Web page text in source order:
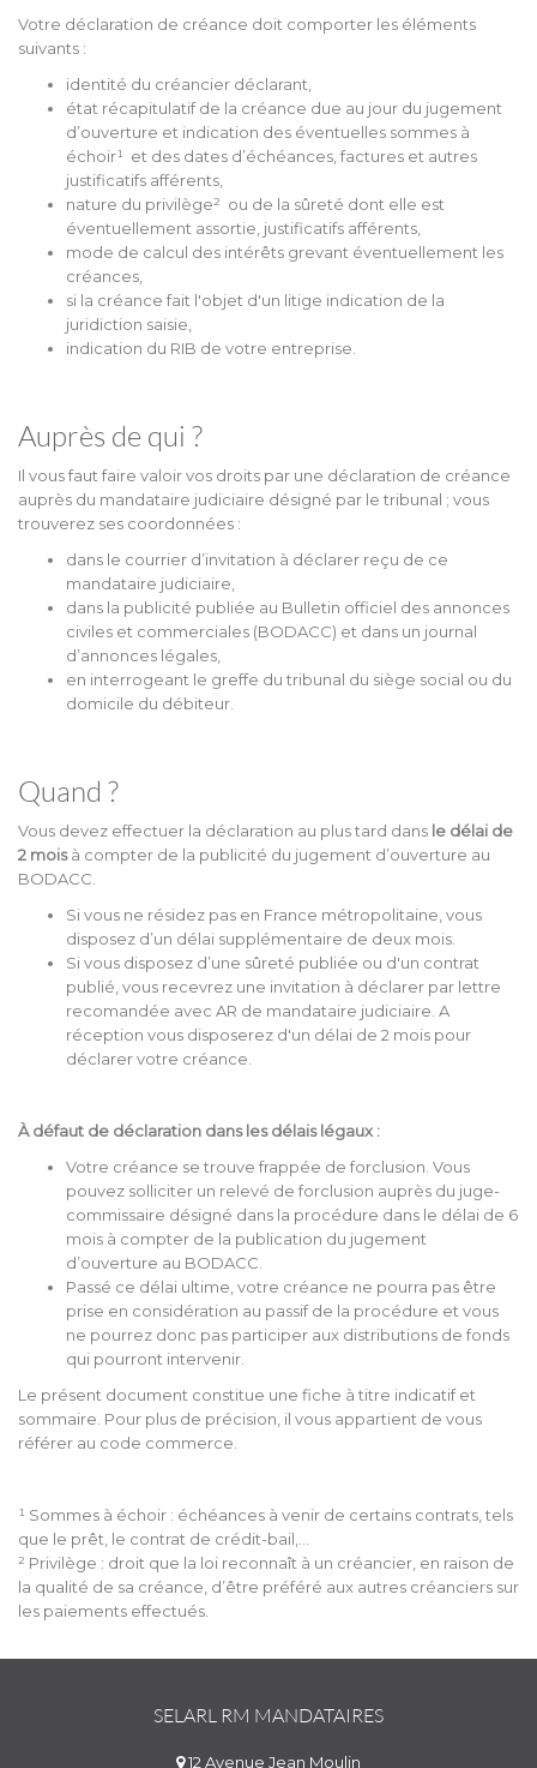
Votre déclaration de créance doit comporter les éléments
suivants :
identité du créancier déclarant,
état récapitulatif de la créance due au jour du jugement
d’ouverture et indication des éventuelles sommes à
échoir¹ et des dates d’échéances, factures et autres
justificatifs afférents,
nature du privilège² ou de la sûreté dont elle est
éventuellement assortie, justificatifs afférents,
mode de calcul des intérêts grevant éventuellement les
créances,
si la créance fait l'objet d'un litige indication de la
juridiction saisie,
indication du RIB de votre entreprise.
Auprès de qui ?
Il vous faut faire valoir vos droits par une déclaration de créance
auprès du mandataire judiciaire désigné par le tribunal ; vous
trouverez ses coordonnées :
dans le courrier d’invitation à déclarer reçu de ce
mandataire judiciaire,
dans la publicité publiée au Bulletin officiel des annonces
civiles et commerciales (BODACC) et dans un journal
d’annonces légales,
en interrogeant le greffe du tribunal du siège social ou du
domicile du débiteur.
Quand ?
Vous devez effectuer la déclaration au plus tard dans le délai de
2 moisà compter de la publicité du jugement d’ouverture au
BODACC.
Si vous ne résidez pas en France métropolitaine, vous
disposez d’un délai supplémentaire de deux mois.
Si vous disposez d’une sûreté publiée ou d'un contrat
publié, vous recevrez une invitation à déclarer par lettre
recomandée avec AR de mandataire judiciaire. A
réception vous disposerez d'un délai de 2 mois pour
déclarer votre créance.
À défaut de déclaration dans les délais légaux :
Votre créance se trouve frappée de forclusion. Vous
pouvez solliciter un relevé de forclusion auprès du juge-
commissaire désigné dans la procédure dans le délai de 6
mois à compter de la publication du jugement
d’ouverture au BODACC.
Passé ce délai ultime, votre créance ne pourra pas être
prise en considération au passif de la procédure et vous
ne pourrez donc pas participer aux distributions de fonds
qui pourront intervenir.
Le présent document constitue une fiche à titre indicatif et
sommaire. Pour plus de précision, il vous appartient de vous
référer au code commerce.
¹ Sommes à échoir : échéances à venir de certains contrats, tels
que le prêt, le contrat de crédit-bail,…
² Privilège : droit que la loi reconnaît à un créancier, en raison de
la qualité de sa créance, d’être préféré aux autres créanciers sur
les paiements effectués.
SELARL RM MANDATAIRES
12 Avenue Jean Moulin